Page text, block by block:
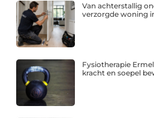
Van achterstallig
verzorgde woning
Fysiotherapie
kracht en soepel